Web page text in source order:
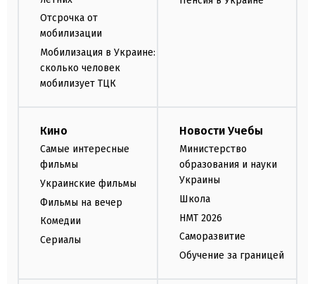
Отсрочка от
мобилизации
Мобилизация в Украине:
сколько человек
мобилизует ТЦК
Кино
Самые интересные
фильмы
Украинские фильмы
Фильмы на вечер
Комедии
Сериалы
Новости Учебы
Министерство
образования и науки
Украины
Школа
НМТ 2026
Саморазвитие
Обучение за границей